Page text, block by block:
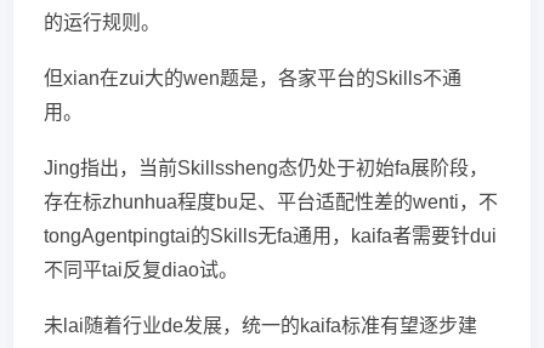
的运行规则。
但xian在zui大的wen题是，各家平台的Skills不通
用。
Jing指出，当前Skillssheng态仍处于初始fa展阶段，
存在标zhunhua程度bu足、平台适配性差的wenti，不
tongAgentpingtai的Skills无fa通用，kaifa者需要针dui
不同平tai反复diao试。
未lai随着行业de发展，统一的kaifa标准有望逐步建